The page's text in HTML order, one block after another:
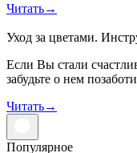
Читать→
Уход за цветами.
Если Вы стали
забудьте о нем
Читать→
Популярное